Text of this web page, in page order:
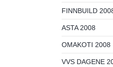
FINNBUILD
ASTA 2008
OMAKOTI 2008
VVS DAGENE